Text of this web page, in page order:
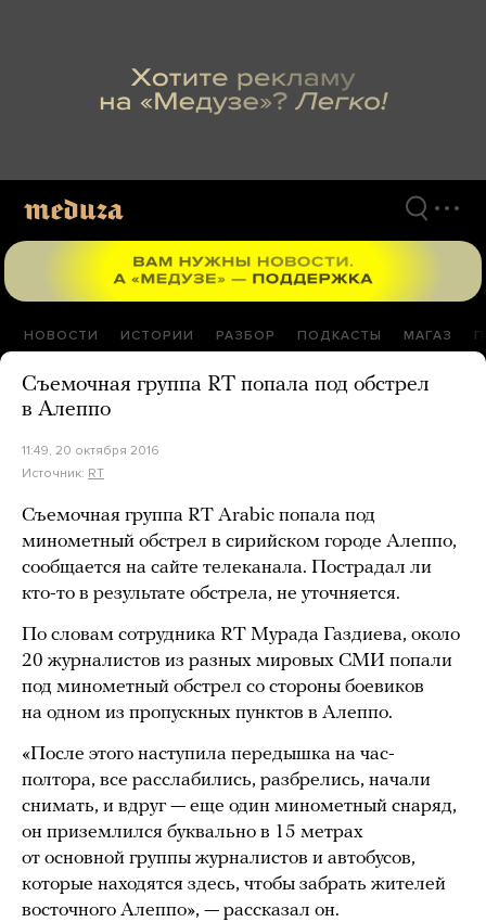
НОВОСТИ ИСТОРИИ РАЗБОР ПОДКАСТЫ МАГАЗ
Съемочная группа RT попала под обстрел
в Алеппо
11:49, 20 октября 2016
Источник: RT
Съемочная группа RT Arabic попала под
минометный обстрел в сирийском городе Алеппо,
сообщается на сайте телеканала. Пострадал ли
кто-то в результате обстрела, не уточняется.
По словам сотрудника RT Мурада Газдиева, около
20 журналистов из разных мировых СМИ попали
под минометный обстрел со стороны боевиков
на одном из пропускных пунктов в Алеппо.
«После этого наступила передышка на час-
полтора, все расслабились, разбрелись, начали
снимать, и вдруг — еще один минометный снаряд,
он приземлился буквально в 15 метрах
от основной группы журналистов и автобусов,
которые находятся здесь, чтобы забрать жителей
восточного Алеппо», — рассказал он.